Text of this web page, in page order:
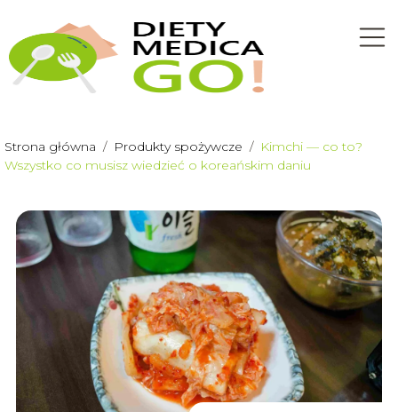
Strona główna / Produkty spożywcze / Kimchi — co to?
Wszystko co musisz wiedzieć o koreańskim daniu